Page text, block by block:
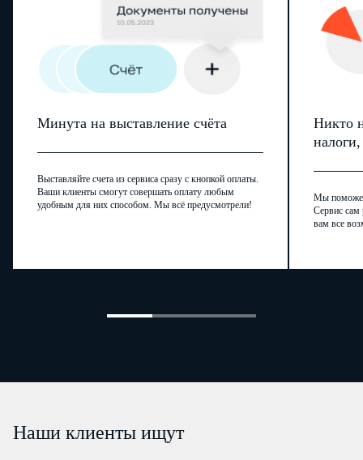
Минута на выставление счёта
Выставляйте счета из сервиса сразу с кнопкой оплаты.
Ваши клиенты смогут совершать оплату любым
удобным для них способом. Мы всё предусмотрели!
Никто
Мы
Сервис сам
вам все
Наши клиенты ищут